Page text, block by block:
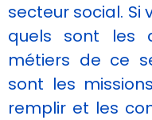
secteur social. Si
quels sont les
métiers de ce
sont les
remplir et les
sont pas
sont
nécessaires au
du site Web.